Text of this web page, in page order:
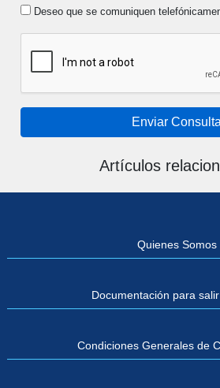
Deseo que se comuniquen
Enviar Consulta
Artículos
Quienes Somos
Documentación para
Condiciones Generales de